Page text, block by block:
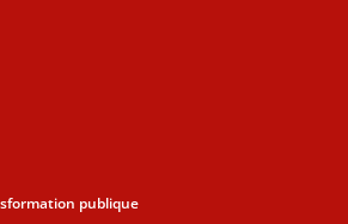
publique